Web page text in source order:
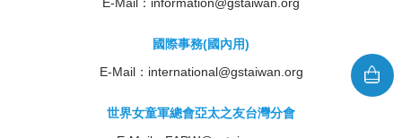
國際事務(國內用)
E-Mail： international@gstaiwan.org
世界女童軍總會亞太之友台灣分會